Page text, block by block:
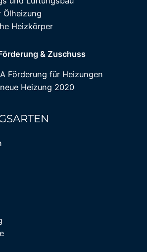
Ölheizung
Heizkörper
& Zuschuss
Förderung für Heizungen
Heizung 2020